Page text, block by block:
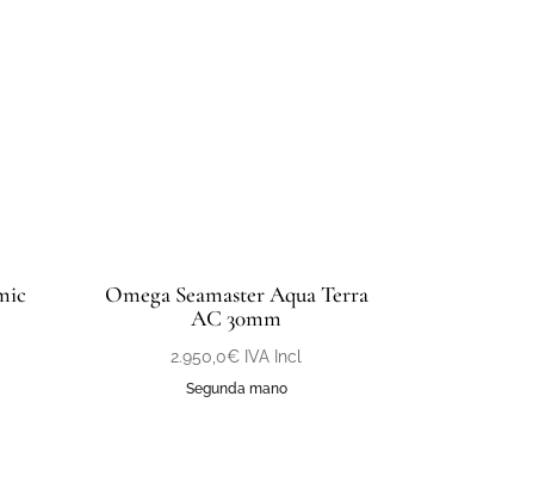
Omega Seamaster Aqua Terra
AC 30mm
2.950,0€ IVA Incl
Segunda mano